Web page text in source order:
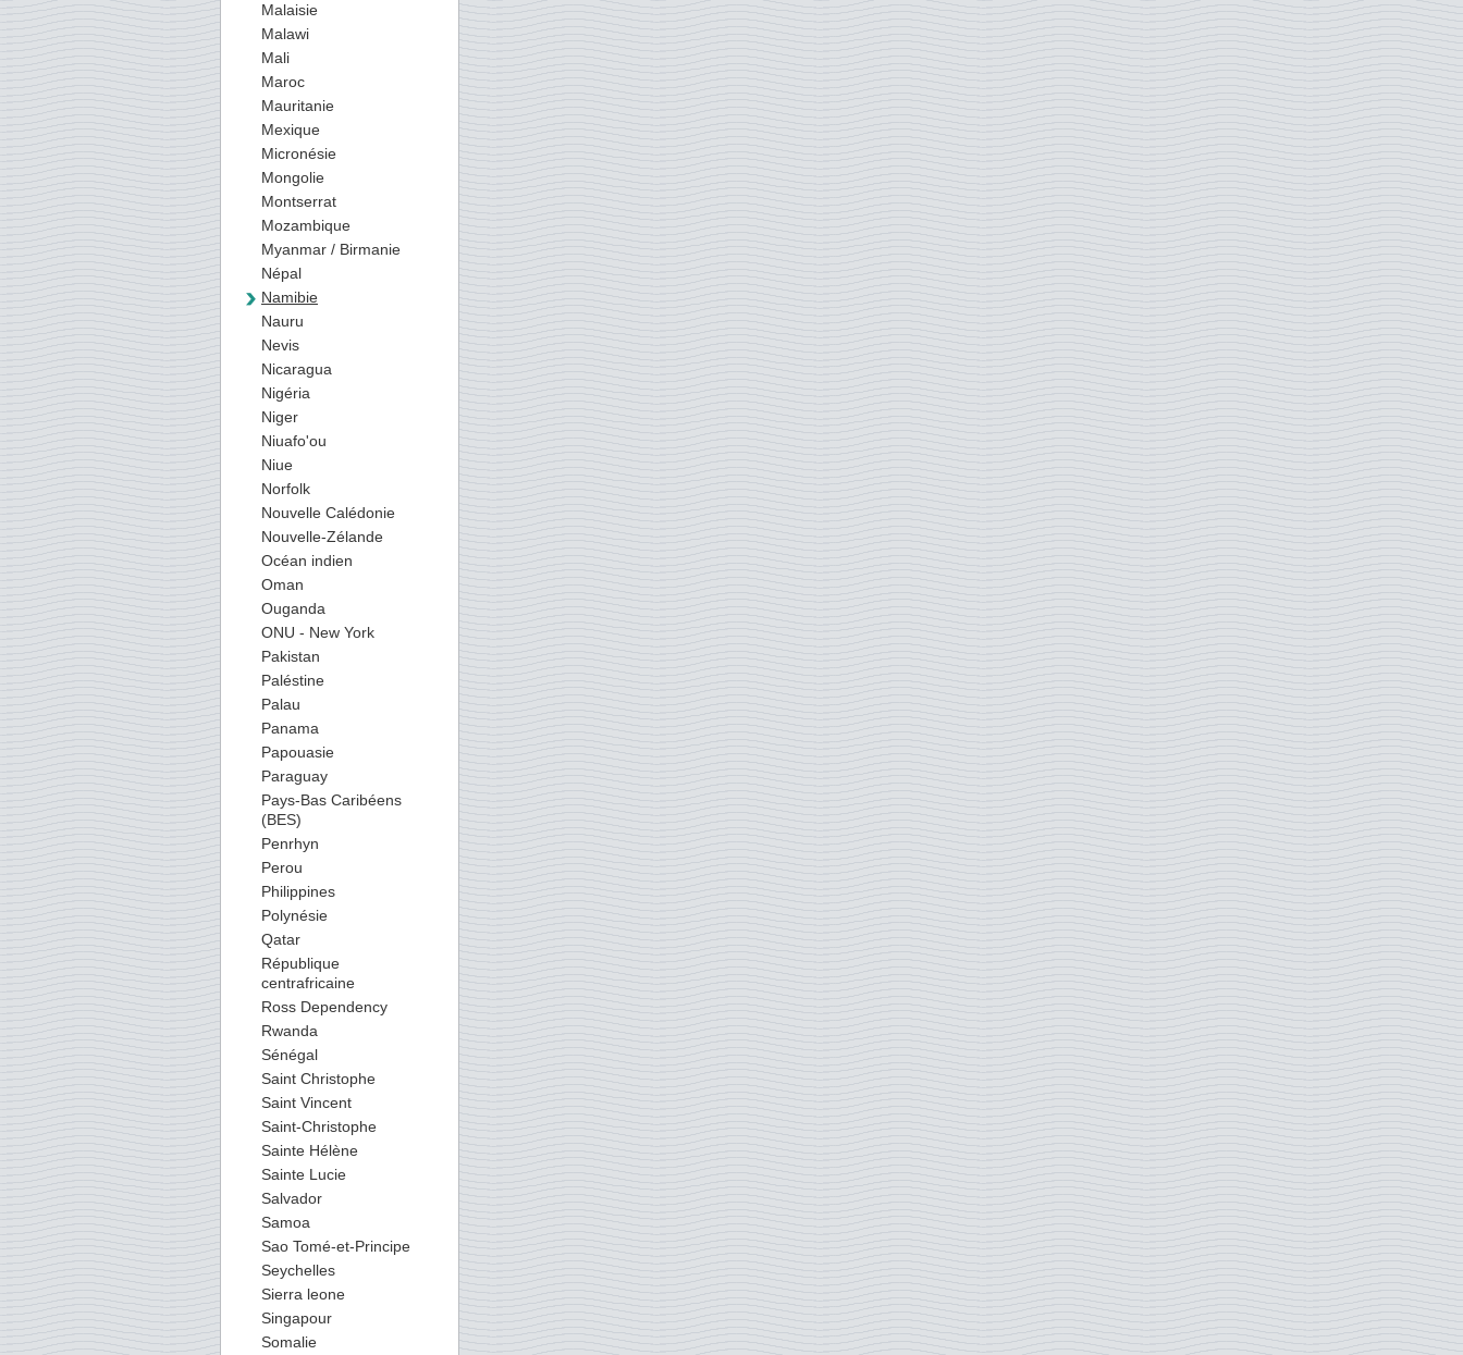
Malaisie
Malawi
Mali
Maroc
Mauritanie
Mexique
Micronésie
Mongolie
Montserrat
Mozambique
Myanmar / Birmanie
Népal
Namibie
Nauru
Nevis
Nicaragua
Nigéria
Niger
Niuafo'ou
Niue
Norfolk
Nouvelle Calédonie
Nouvelle-Zélande
Océan indien
Oman
Ouganda
ONU - New York
Pakistan
Paléstine
Palau
Panama
Papouasie
Paraguay
Pays-Bas Caribéens
(BES)
Penrhyn
Perou
Philippines
Polynésie
Qatar
République
centrafricaine
Ross Dependency
Rwanda
Sénégal
Saint Christophe
Saint Vincent
Saint-Christophe
Sainte Hélène
Sainte Lucie
Salvador
Samoa
Sao Tomé-et-Principe
Seychelles
Sierra leone
Singapour
Somalie